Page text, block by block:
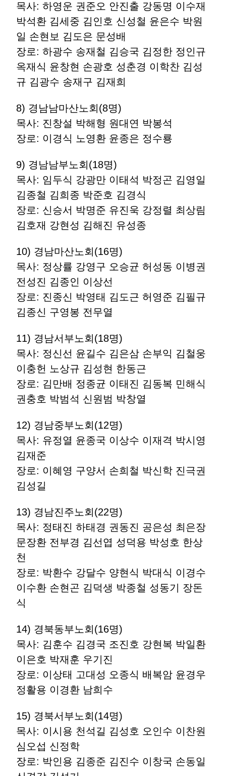
목사: 하영운 권준오 안진출 강동명 이수재
박석환 김세중 김인호 신성철 윤은수 박원
일 손현보 김도은 문성배
장로: 하광수 송재철 김승국 김정한 정인규
옥재식 윤창현 손광호 성춘경 이학찬 김성
규 김광수 송재구 김재희
8) 경남남마산노회(8명)
목사: 진창설 박해형 원대연 박봉석
장로: 이경식 노영환 윤종은 정수룡
9) 경남남부노회(18명)
목사: 임두식 강광만 이태석 박정곤 김영일
김종철 김희종 박준호 김경식
장로: 신승서 박명준 유진욱 강정렬 최상림
김호재 강현성 김해진 유성종
10) 경남마산노회(16명)
목사: 정상률 강영구 오승균 허성동 이병권
전성진 김종인 이상선
장로: 진종신 박영태 김도근 허영준 김필규
김종신 구영봉 전무열
11) 경남서부노회(18명)
목사: 정신선 윤길수 김은삼 손부익 김철웅
이충헌 노상규 김성현 한동근
장로: 김만배 정종균 이태진 김동복 민해식
권충호 박범석 신원범 박창열
12) 경남중부노회(12명)
목사: 유정열 윤종국 이상수 이재격 박시영
김재준
장로: 이혜영 구양서 손희철 박신학 진극권
김성길
13) 경남진주노회(22명)
목사: 정태진 하태경 권동진 공은성 최은장
문장환 전부경 김선엽 성덕용 박성호 한상
천
장로: 박환수 강달수 양현식 박대식 이경수
이수환 손현곤 김덕생 박종철 성동기 장돈
식
14) 경북동부노회(16명)
목사: 김훈수 김경국 조진호 강현복 박일환
이은호 박재훈 우기진
장로: 이상태 고대성 오종식 배복암 윤경우
정활용 이경환 남희수
15) 경북서부노회(14명)
목사: 이시용 천석길 김성호 오인수 이찬원
심오섭 신정학
장로: 박인용 김종준 김진수 이창국 손동일